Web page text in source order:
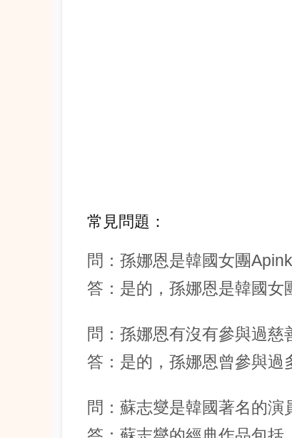
常見問題：
問：孫娜恩是韓國女團
答：是的，孫娜恩是韓國女
問：孫娜恩有沒有參與過慈
答：是的，孫娜恩曾參與過
問：蘇志燮是韓國著名的演